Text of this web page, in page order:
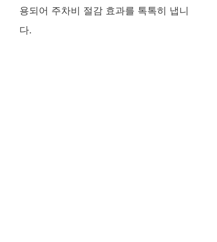
용되어 주차비 절감 효과를 톡톡히 냅니
다.